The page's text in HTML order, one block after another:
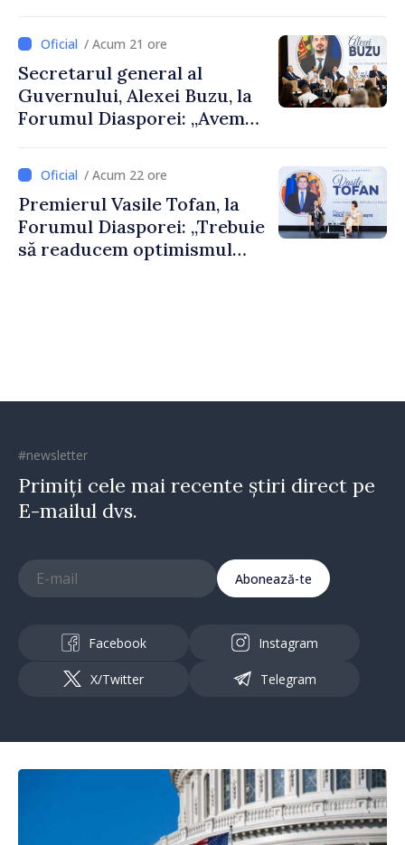
despre parcursul european
al Republicii Moldova.
/ Acum 21 ore
Secretarul general al
Guvernului, Alexei Buzu, la
Forumul Diasporei: „Avem
dumneavoastră pentru a
construi comunități mai
puternice”
/ Acum 22 ore
Premierul Vasile Tofan, la
Forumul Diasporei: „Trebuie
să readucem optimismul
#newsletter
Primiți cele mai recente știri direct pe
E-mailul dvs.
Abonează-te
Facebook Instagram
X/Twitter Telegram